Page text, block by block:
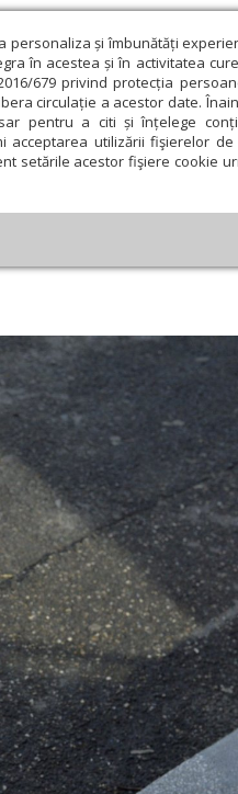
și îmbunătăți
în acestea și în activitatea
679 privind protecția
circulație a acestor date.
pentru a citi și înțelege
utilizării fişierelor
setările acestor fişiere cookie
Educaţie și Cultură
şi artistică Cultură
Aprilie